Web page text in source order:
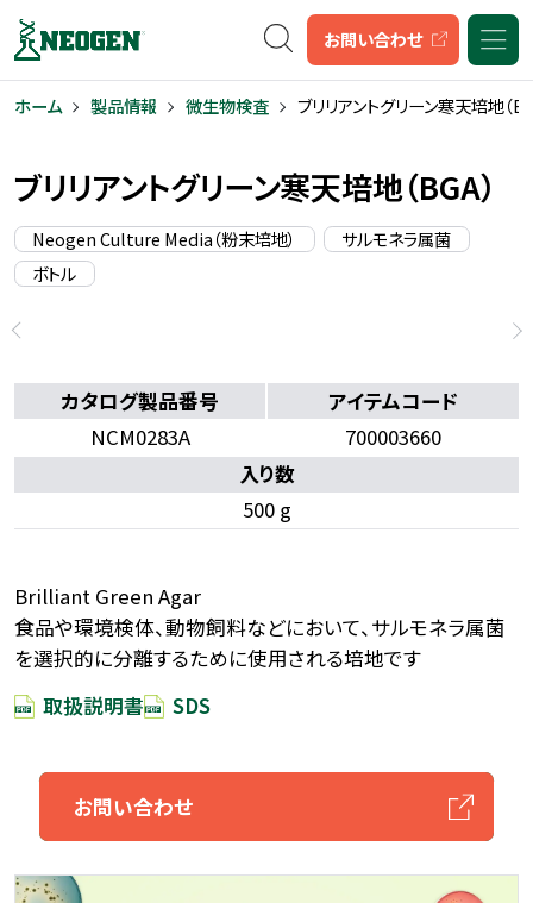
キーワード検索
お問い合わせ
ホーム 製品情報 微生物検査 ブリリアントグリーン寒天培地（
ブリリアントグリーン寒天培地（BGA）
Neogen Culture Media（粉末培地）
サルモネラ属菌
ボトル
カタログ製品番号
NCM0283A
アイテムコード
700003660
入り数
500 g
Brilliant Green Agar
食品や環境検体、動物飼料などにおいて、サルモネラ属菌
を選択的に分離するために使用される培地です
取扱説明書
SDS
お問い合わせ